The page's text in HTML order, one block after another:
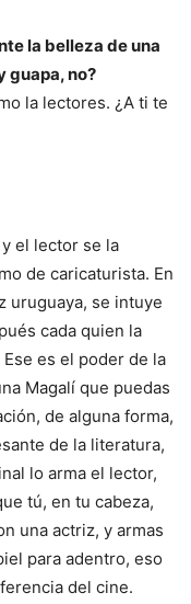
la belleza de una
guapa, no?
la lectores. ¿A ti te
el lector se la
de caricaturista. En
uruguaya, se intuye
cada quien la
es el poder de la
Magalí que puedas
de alguna forma,
de la literatura,
lo arma el lector,
tú, en tu cabeza,
una actriz, y armas
para adentro, eso
del cine.